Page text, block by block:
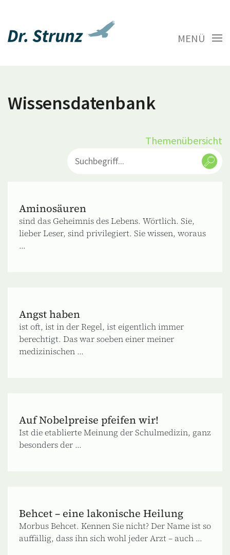
MENÜ
Wissensdatenbank
Themenübersicht
Aminosäuren
sind das Geheimnis des Lebens. Wörtlich. Sie,
lieber Leser, sind privilegiert. Sie wissen, woraus
...
Angst haben
ist oft, ist in der Regel, ist eigentlich immer
berechtigt. Das war soeben einer meiner
medizinischen ...
Auf Nobelpreise pfeifen wir!
Ist die etablierte Meinung der Schulmedizin, ganz
besonders der ...
Behcet – eine lakonische Heilung
Morbus Behcet. Kennen Sie nicht? Der Name ist so
auffällig, dass ihn sich wohl jeder Arzt – auch ...